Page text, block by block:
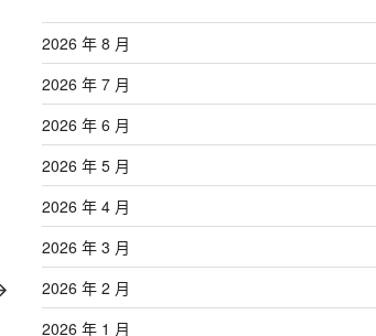
2026 年 8 月
2026 年 7 月
2026 年 6 月
2026 年 5 月
2026 年 4 月
2026 年 3 月
2026 年 2 月
2026 年 1 月